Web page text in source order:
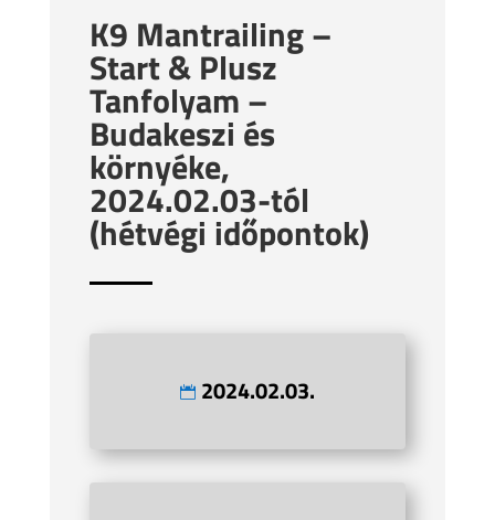
K9 Mantrailing –
Start & Plusz
Tanfolyam –
Budakeszi és
környéke,
2024.02.03-tól
(hétvégi időpontok)
2024.02.03.